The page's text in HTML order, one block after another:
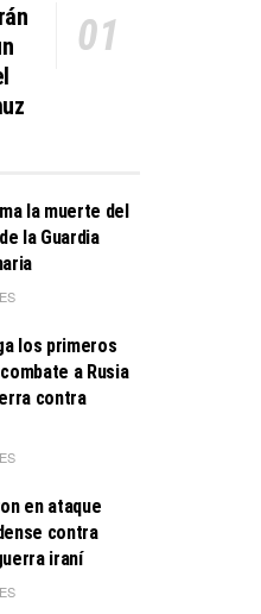
la muerte del
la Guardia
los primeros
a Rusia
contra
en ataque
contra
iraní